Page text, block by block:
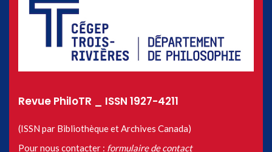
Revue PhiloTR _ ISSN 1927-4211
(ISSN par Bibliothèque et Archives Canada)
Pour nous contacter : formulaire de contact